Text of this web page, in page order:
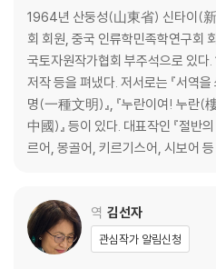
라져버린 서연 137 | 음악 때문에 나
3 | 남량 판 ‘돈키호테’ 146 | 탁발씨
중국으로 들어오다 154 | 태무제의 불
문제의 개혁 164 | 북위의 남은 이야
| 불교가 다시 재앙을 당하다 175 | 스
어주다 179 | 당시唐詩에 나타난 나라
보족의 대장정 187 | ‘오호난화’에 대
세 번째 초원제국 195| 능력 있는 자가
‘성스러운 여인’ 204 | 은혜를 원수로
지붕 위의 산양 213 | 유럽을 시끄럽게
1964년 산둥성(山東省) 신타이(新
회 회원, 중국 인류학민족학연구회
국토자원작가협회 부주석으로 있
저작 등을 펴냈다. 저서로는 『서역
명(一種文明)』, 『누란이여! 누란(
中國)』 등이 있다. 대표작인 『절반
르어, 몽골어, 키르기스어, 시보어
역 김선자
관심작가 알림신청